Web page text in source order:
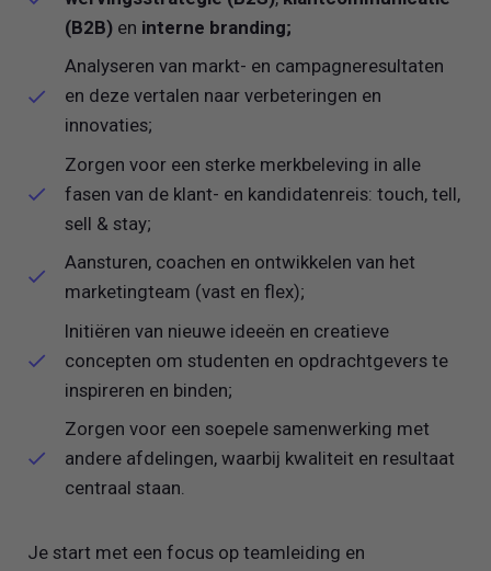
(B2B) en interne branding;
Analyseren van markt- en campagneresultaten
en deze vertalen naar verbeteringen en
innovaties;
Zorgen voor een sterke merkbeleving in alle
fasen van de klant- en kandidatenreis: touch, tell,
sell & stay;
Aansturen, coachen en ontwikkelen van het
marketingteam (vast en flex);
Initiëren van nieuwe ideeën en creatieve
concepten om studenten en opdrachtgevers te
inspireren en binden;
Zorgen voor een soepele samenwerking met
andere afdelingen, waarbij kwaliteit en resultaat
centraal staan.
Je start met een focus op teamleiding en